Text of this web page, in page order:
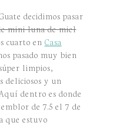
decidimos pasar
mini luna de miel
cuarto en Casa
pasado muy bien
limpios,
deliciosos y un
dentro es donde
de 7.5 el 7 de
que estuvo